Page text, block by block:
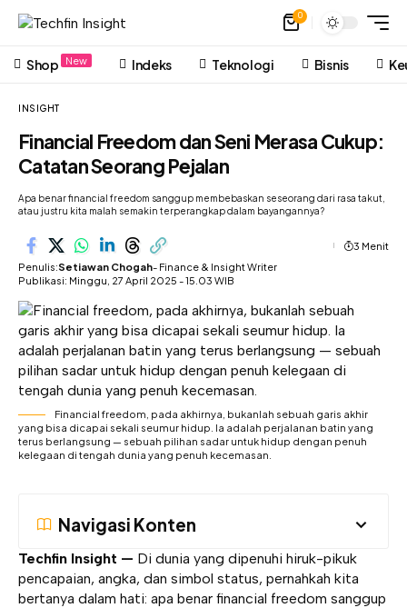
0
Shop New Indeks Teknologi Bisnis
INSIGHT
Financial Freedom dan Seni Merasa Cukup:
Catatan Seorang Pejalan
Apa benar financial freedom sanggup membebaskan seseorang dari rasa takut,
atau justru kita malah semakin terperangkap dalam bayangannya?
Penulis:Setiawan Chogah- Finance & Insight Writer
Publikasi: Minggu, 27 April 2025 - 15.03 WIB
3 Menit
Financial freedom, pada akhirnya, bukanlah sebuah garis akhir
yang bisa dicapai sekali seumur hidup. Ia adalah perjalanan batin yang
terus berlangsung — sebuah pilihan sadar untuk hidup dengan penuh
kelegaan di tengah dunia yang penuh kecemasan.
Navigasi Konten
Techfin Insight — Di dunia yang dipenuhi hiruk-pikuk
pencapaian, angka, dan simbol status, pernahkah kita
bertanya dalam hati: apa benar financial freedom sanggup